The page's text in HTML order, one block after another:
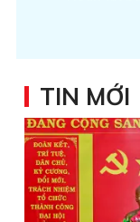
TIN MỚI